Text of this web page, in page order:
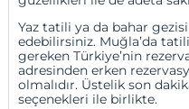
Yaz tatili ya da bahar
edebilirsiniz. Muğla’da
gerekenTürkiye’nin
adresinden erken
olmalıdır. Üstelik son
seçenekleri ile birlikte.